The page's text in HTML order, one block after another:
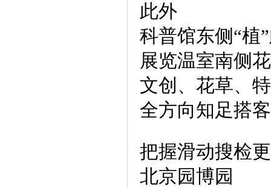
此外
科普馆东侧“植
展览温室南侧
文创、花草、
全方向知足搭
把握滑动搜检
北京园博园